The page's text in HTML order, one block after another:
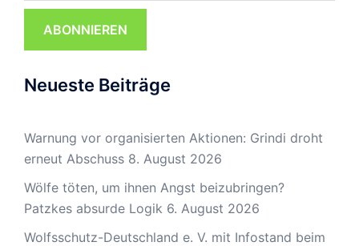
ABONNIEREN
Neueste Beiträge
Warnung vor organisierten Aktionen: Grindi droht
erneut Abschuss 8. August 2026
Wölfe töten, um ihnen Angst beizubringen?
Patzkes absurde Logik 6. August 2026
Wolfsschutz-Deutschland e. V. mit Infostand beim